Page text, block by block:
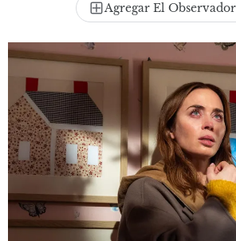
Agregar El